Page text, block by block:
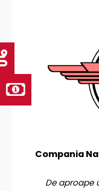
Compania
De aproape